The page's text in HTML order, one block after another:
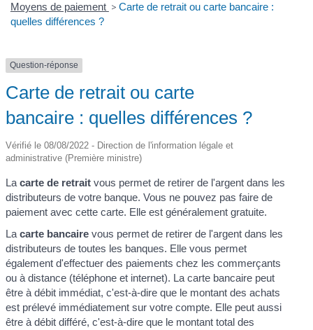
Moyens de paiement > Carte de retrait ou carte bancaire :
quelles différences ?
Question-réponse
Carte de retrait ou carte
bancaire : quelles différences ?
Vérifié le 08/08/2022 - Direction de l'information légale et
administrative (Première ministre)
Lacarte de retrait vous permet de retirer de l'argent dans les
distributeurs de votre banque. Vous ne pouvez pas faire de
paiement avec cette carte. Elle est généralement gratuite.
Lacarte bancaire vous permet de retirer de l'argent dans les
distributeurs de toutes les banques. Elle vous permet
également d'effectuer des paiements chez les commerçants
ou à distance (téléphone et internet). La carte bancaire peut
être à débit immédiat, c'est-à-dire que le montant des achats
est prélevé immédiatement sur votre compte. Elle peut aussi
être à débit différé, c'est-à-dire que le montant total des